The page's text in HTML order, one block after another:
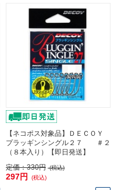
【ネコポス対象品】ＤＥＣＯＹ
プラッギンシングル２７ ＃２
（８本入り）【即日発送】
定価：330円 (税込)
297円 (税込)